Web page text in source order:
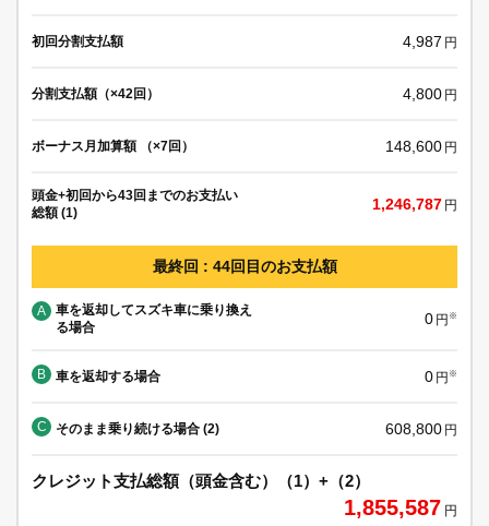
初回分割支払額 4,987 円
分割支払額（×42回） 4,800 円
ボーナス月加算額 （×7回） 148,600 円
頭金+初回から43回までのお支払い
総額 (1)
1,246,787 円
最終回 : 44回目のお支払額
A
車を返却してスズキ車に乗り換え
る場合
0 円 ※
B 車を返却する場合 0 円 ※
C そのまま乗り続ける場合 (2) 608,800 円
クレジット支払総額（頭金含む）（1）+（2）
1,855,587 円